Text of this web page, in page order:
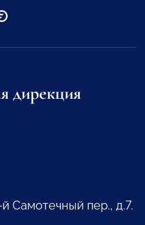
дирекция
Самотечный пер., д.7.